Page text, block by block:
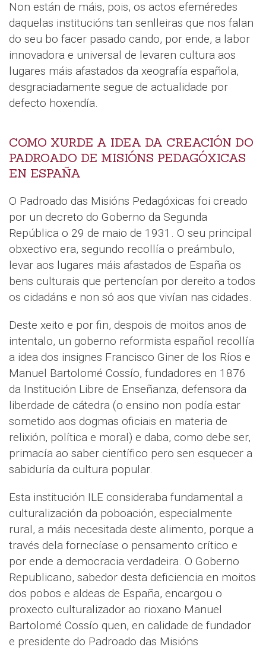
Non están de máis, pois, os actos efeméredes
daquelas institucións tan senlleiras que nos falan
do seu bo facer pasado cando, por ende, a labor
innovadora e universal de levaren cultura aos
lugares máis afastados da xeografía española,
desgraciadamente segue de actualidade por
defecto hoxendía.
COMO XURDE A IDEA DA CREACIÓN DO
PADROADO DE MISIÓNS PEDAGÓXICAS
EN ESPAÑA
O Padroado das Misións Pedagóxicas foi creado
por un decreto do Goberno da Segunda
República o 29 de maio de 1931. O seu principal
obxectivo era, segundo recollía o preámbulo,
levar aos lugares máis afastados de España os
bens culturais que pertencían por dereito a todos
os cidadáns e non só aos que vivían nas cidades.
Deste xeito e por fin, despois de moitos anos de
intentalo, un goberno reformista español recollía
a idea dos insignes Francisco Giner de los Ríos e
Manuel Bartolomé Cossío, fundadores en 1876
da Institución Libre de Enseñanza, defensora da
liberdade de cátedra (o ensino non podía estar
sometido aos dogmas oficiais en materia de
relixión, política e moral) e daba, como debe ser,
primacía ao saber científico pero sen esquecer a
sabiduría da cultura popular.
Esta institución ILE consideraba fundamental a
culturalización da poboación, especialmente
rural, a máis necesitada deste alimento, porque a
través dela fornecíase o pensamento crítico e
por ende a democracia verdadeira. O Goberno
Republicano, sabedor desta deficiencia en moitos
dos pobos e aldeas de España, encargou o
proxecto culturalizador ao rioxano Manuel
Bartolomé Cossío quen, en calidade de fundador
e presidente do Padroado das Misións